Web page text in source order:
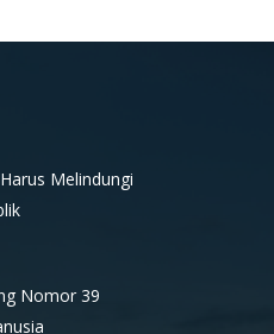
Melindungi
Nomor 39